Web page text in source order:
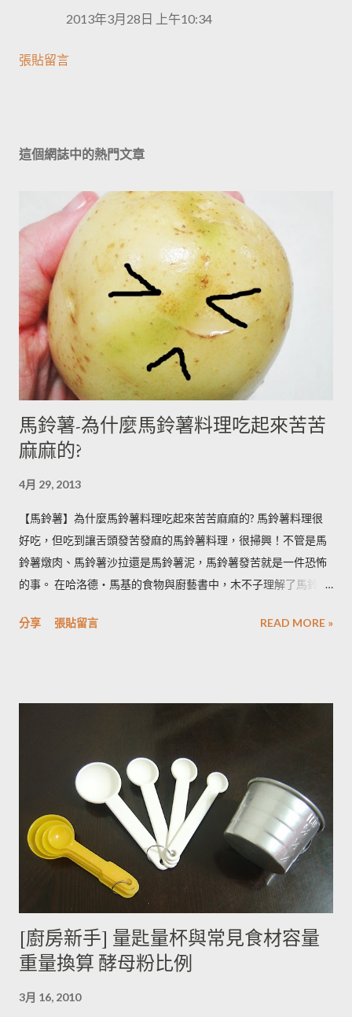
2013年3月28日 上午10:34
張貼留言
這個網誌中的熱門文章
馬鈴薯-為什麼馬鈴薯料理吃起來苦苦
麻麻的?
4月 29, 2013
【馬鈴薯】為什麼馬鈴薯料理吃起來苦苦麻麻的? 馬鈴薯料理很
好吃，但吃到讓舌頭發苦發麻的馬鈴薯料理，很掃興！不管是馬
鈴薯燉肉、馬鈴薯沙拉還是馬鈴薯泥，馬鈴薯發苦就是一件恐怖
的事。 在哈洛德‧馬基的食物與廚藝書中，木不子理解了馬鈴薯
房知識！ ◆ 馬鈴薯有苦味正常嗎？ 正常。馬鈴薯以含有大量茄
含量超標的跡象。 此外在壓力環境下生長與光線曝曬環境，都可
能引起生物鹼含量倍增，甚至到正常量(每100公克馬鈴薯含2~15
毫克生物鹼)的三倍。 (書中提到的壓力環境下生長，木不子不是
很了解壓力環境的定義，歡迎有種植經驗的朋友分享。) ◆ 馬鈴
薯應該如何正確儲藏？ 1. 放在陰暗角落避免受光線照射持續增加
生物鹼。 2. 別放進冰箱冷藏，低溫冷藏儲存過的馬鈴薯，切開後
烹煮變黑的情形較常溫儲存的馬鈴薯嚴重。 2014/12/12修正，
木不子誤解《食物與廚藝 蔬果、香料、穀物》 P82~85的文字
意義，請大家掠過這段說法。自己的經驗是冰過的馬鈴薯煮完比
較容易發黑，但是目前還找不到相關的原因。歡迎大家提供。 3.
淨蒸熟，接著再依據料理需求切塊或壓泥分裝，送入冷凍庫冷
分享 張貼留言 READ MORE »
[廚房新手] 量匙量杯與常見食材容量
重量換算 酵母粉比例
3月 16, 2010